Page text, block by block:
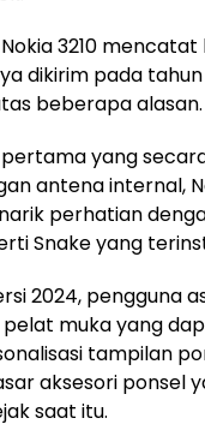
3210
dikirim pada tahun
beberapa alasan.
yang
antena internal,
perhatian
Snake yang
2024, pengguna
muka yang
tampilan
aksesori ponsel
saat itu.